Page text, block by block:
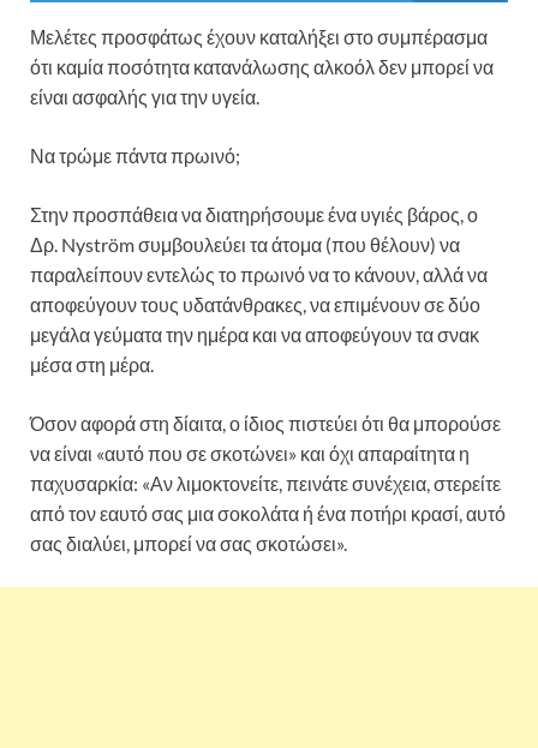
Μελέτες προσφάτως έχουν καταλήξει στο συμπέρασμα
ότι καμία ποσότητα κατανάλωσης αλκοόλ δεν μπορεί να
είναι ασφαλής για την υγεία.
Να τρώμε πάντα πρωινό;
Στην προσπάθεια να διατηρήσουμε ένα υγιές βάρος, ο
Δρ. Nyström συμβουλεύει τα άτομα (που θέλουν) να
παραλείπουν εντελώς το πρωινό να το κάνουν, αλλά να
αποφεύγουν τους υδατάνθρακες, να επιμένουν σε δύο
μεγάλα γεύματα την ημέρα και να αποφεύγουν τα σνακ
μέσα στη μέρα.
Όσον αφορά στη δίαιτα, ο ίδιος πιστεύει ότι θα μπορούσε
να είναι «αυτό που σε σκοτώνει» και όχι απαραίτητα η
παχυσαρκία: «Αν λιμοκτονείτε, πεινάτε συνέχεια, στερείτε
από τον εαυτό σας μια σοκολάτα ή ένα ποτήρι κρασί, αυτό
σας διαλύει, μπορεί να σας σκοτώσει».